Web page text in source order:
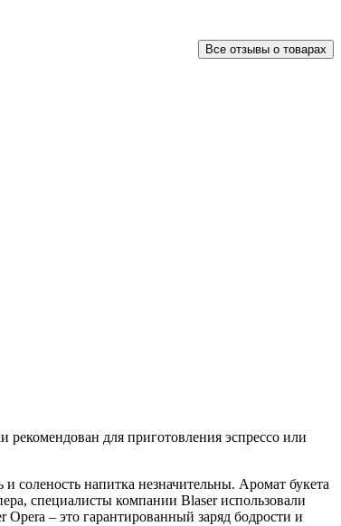
Все отзывы о товарах
для приготовления эспрессо или
соленость напитка незначительны. Аромат букета
специалисты компании Blaser использовали
– это гарантированный заряд бодрости и